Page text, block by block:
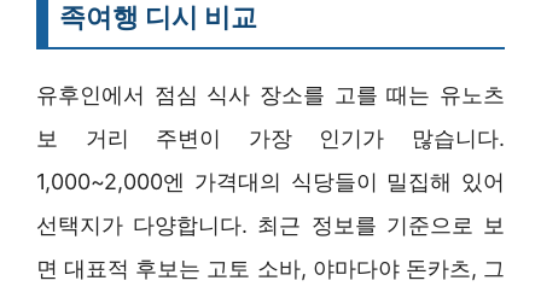
족여행 디시 비교
유후인에서 점심 식사 장소를 고를 때는 유노츠
보 거리 주변이 가장 인기가 많습니다.
1,000~2,000엔 가격대의 식당들이 밀집해 있어
선택지가 다양합니다. 최근 정보를 기준으로 보
면 대표적 후보는 고토 소바, 야마다야 돈카츠, 그